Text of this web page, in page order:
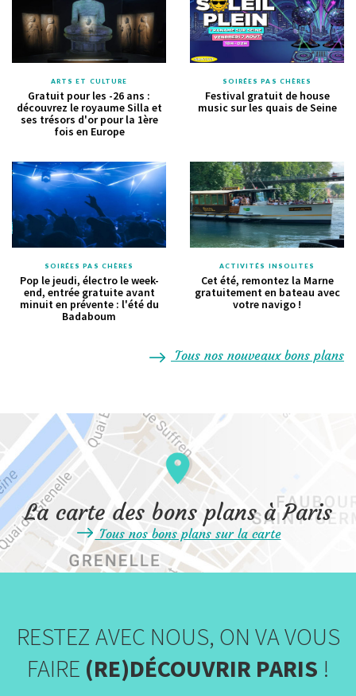
ARTS ET CULTURE
Gratuit pour les -26 ans :
découvrez le royaume Silla et
ses trésors d'or pour la 1ère
fois en Europe
SOIRÉES PAS CHÈRES
Festival gratuit de house
music sur les quais de Seine
SOIRÉES PAS CHÈRES
Pop le jeudi, électro le week-
end, entrée gratuite avant
minuit en prévente : l'été du
Badaboum
ACTIVITÉS INSOLITES
Cet été, remontez la Marne
gratuitement en bateau avec
votre navigo !
Tous nos nouveaux bons plans
La carte des bons plans à Paris
Tous nos bons plans sur la carte
RESTEZ AVEC NOUS, ON VA VOUS
FAIRE (RE)DÉCOUVRIR PARIS !